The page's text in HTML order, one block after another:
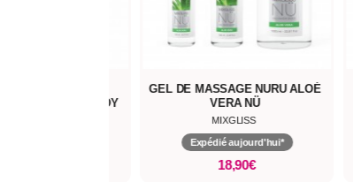
TOUCH MY BODY
GEL DE MASSAGE NURU ALOÉ
VERA NÜ
MIXGLISS
Expédié aujourd'hui*
18,90€